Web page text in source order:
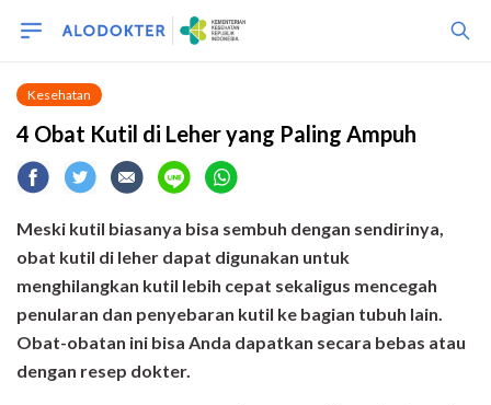
Kesehatan
4 Obat Kutil di Leher yang Paling Ampuh
Meski kutil biasanya bisa sembuh dengan sendirinya,
obat kutil di leher dapat digunakan untuk
menghilangkan kutil lebih cepat sekaligus mencegah
penularan dan penyebaran kutil ke bagian tubuh lain.
Obat-obatan ini bisa Anda dapatkan secara bebas atau
dengan resep dokter.